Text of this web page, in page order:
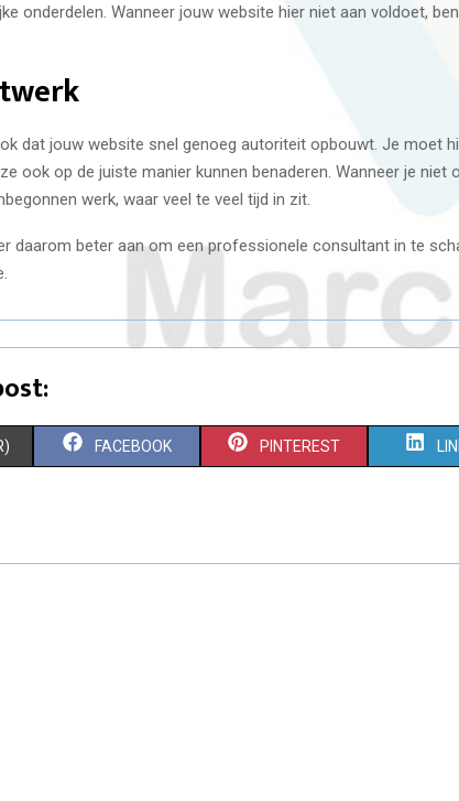
onderdelen. Wanneer jouw website hier niet aan voldoet,
dat jouw website snel genoeg autoriteit opbouwt. Je moet
ook op de juiste manier kunnen benaderen. Wanneer je niet
werk, waar veel te veel tijd in zit.
daarom beter aan om een professionele consultant in te
S
R
FACEBOOK S
R
PINTEREST S
R